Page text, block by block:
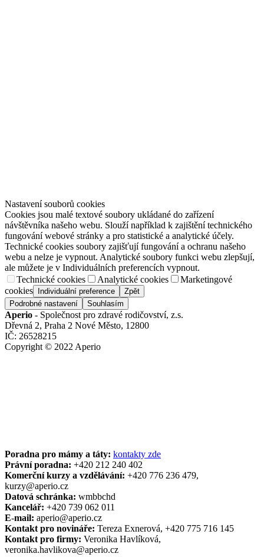
Nastavení souborů cookies
Cookies jsou malé textové soubory ukládané do zařízení
návštěvníka našeho webu. Slouží například k zajištění technického
fungování webové stránky a pro statistické a analytické účely.
Technické cookies soubory zajišťují fungování a ochranu našeho
webu a nelze je vypnout. Analytické soubory funkci webu zlepšují,
ale můžete je v Individuálních preferencích vypnout.
Technické cookies
Analytické cookies
Marketingové
cookies
Individuální preference
Zpět
Podrobné nastavení
Souhlasím
Aperio - Společnost pro zdravé rodičovství, z.s.
Dřevná 2, Praha 2 Nové Město, 12800
IČ: 26528215
Copyright © 2022 Aperio
Poradna pro mámy a táty: kontakty zde
Právní poradna: +420 212 240 402
Komerční kurzy a vzdělávání: +420 776 236 479,
kurzy@aperio.cz
Datová schránka: wmbbchd
Kancelář: +420 739 062 011
E‑mail: aperio@aperio.cz
Kontakt pro novináře: Tereza Exnerová, +420 775 716 145
Kontakt pro firmy: Veronika Havlíková,
veronika.havlikova@aperio.cz